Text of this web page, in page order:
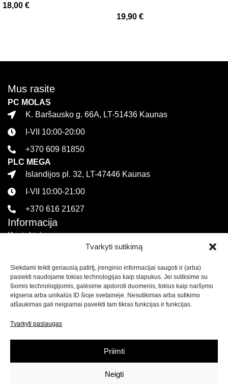
Tvarkyti sutikimą
Siekdami teikti geriausią patirtį, įrenginio informacijai saugoti ir (arba)
pasiekti naudojame tokias technologijas kaip slapukus. Jei sutiksime su
šiomis technologijomis, galėsime apdoroti duomenis, tokius kaip naršymo
elgsena arba unikalūs ID šioje svetainėje. Nesutikimas arba sutikimo
atšaukimas gali neigiamai paveikti tam tikras funkcijas ir funkcijas.
Tvarkyti paslaugas
Priimti
Neigti
18,00 €
19,90 €
Mus rasite
PC MOLAS
K. Baršausko g. 66A, LT-51436 Kaunas
I-VII 10:00-20:00
+370 609 81850
PLC MEGA
Islandijos pl. 32, LT-47446 Kaunas
I-VII 10:00-21:00
+370 616 21627
Informacija
Kontaktai
Pirkimo sąlygos ir taisyklės
Privatumo politika
Sekite mus
savo pirmam apsipirkimui mūsų el. parduotuvėje!